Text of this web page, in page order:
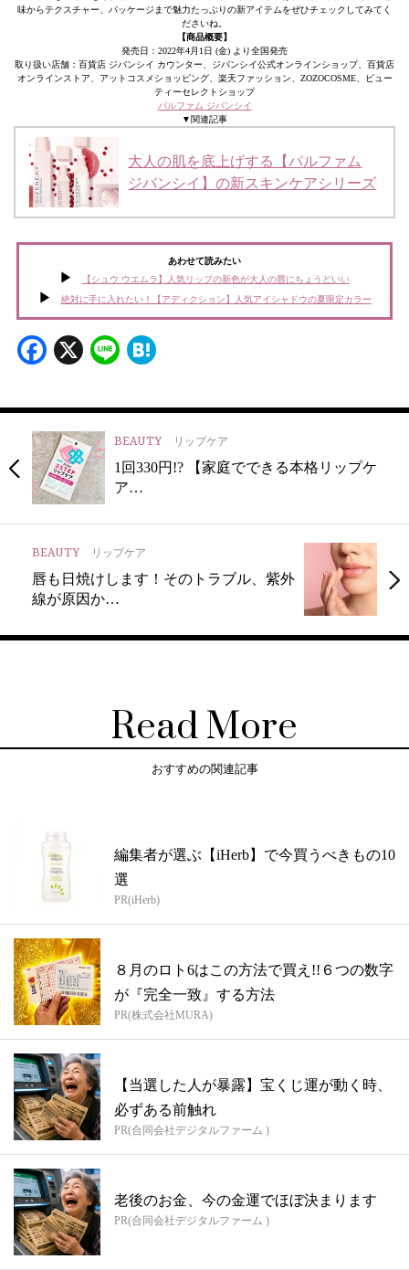
味からテクスチャー、パッケージまで魅力たっぷりの新アイテムをぜひチェックしてみてく
ださいね。
【商品概要】
発売日：2022年4月1日 (金) より全国発売
取り扱い店舗：百貨店 ジバンシイ カウンター、ジバンシイ公式オンラインショップ、百貨店
オンラインストア、アットコスメショッピング、楽天ファッション、ZOZOCOSME、ビュー
ティーセレクトショップ
パルファム ジバンシイ
▼関連記事
大人の肌を底上げする【パルファム
ジバンシイ】の新スキンケアシリーズ
あわせて読みたい
【シュウ ウエムラ】人気リップの新色が大人の唇にちょうどいい
絶対に手に入れたい！【アディクション】人気アイシャドウの夏限定カラー
Facebook
X Line
BEAUTY リップケア
1回330円!? 【家庭でできる本格リップケ
ア…
BEAUTY リップケア
唇も日焼けします！そのトラブル、紫外
線が原因か…
Read More
おすすめの関連記事
編集者が選ぶ【iHerb】で今買うべきもの10
選
PR(iHerb)
８月のロト6はこの方法で買え!!６つの数字
が『完全一致』する方法
PR(株式会社MURA)
【当選した人が暴露】宝くじ運が動く時、
必ずある前触れ
PR(合同会社デジタルファーム )
老後のお金、今の金運でほぼ決まります
PR(合同会社デジタルファーム )